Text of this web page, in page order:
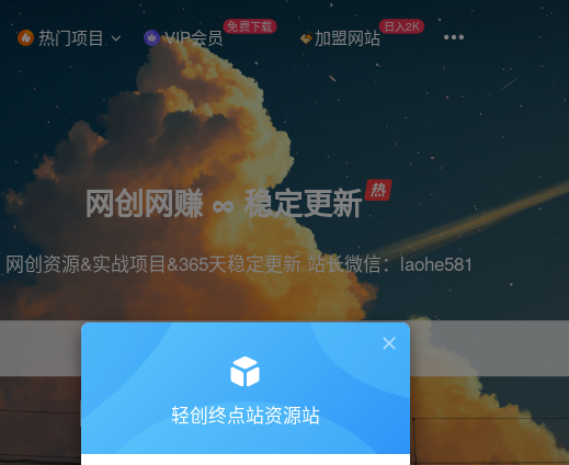
热门项目 VIP会员 免费下载 加盟网站 日入2K
网创网赚 ∞ 稳定更新
网创资源&实战项目&365天稳定更新 站长微信：laohe581
引流 短视频 剪辑
轻创终点站资源站